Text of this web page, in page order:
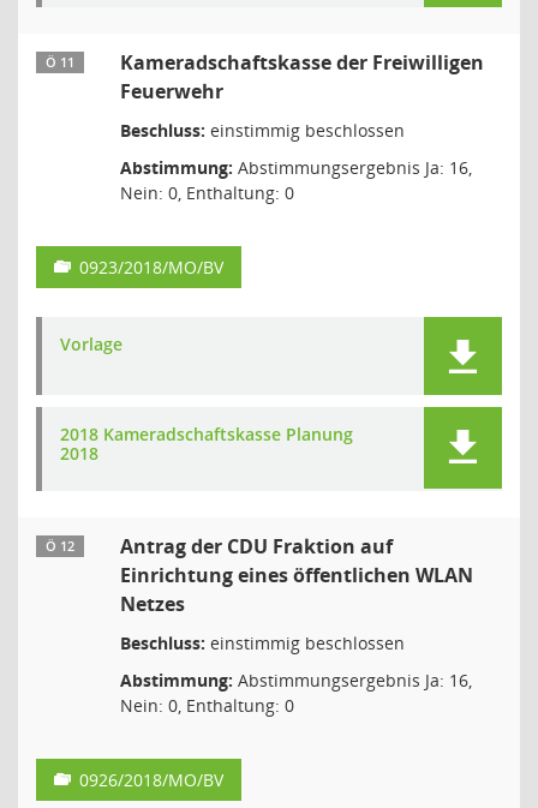
Ö 11
Kameradschaftskasse der Freiwilligen
Feuerwehr
Beschluss: einstimmig beschlossen
Abstimmung: Abstimmungsergebnis Ja: 16,
Nein: 0, Enthaltung: 0
0923/2018/MO/BV
Vorlage
2018 Kameradschaftskasse Planung
2018
Ö 12
Antrag der CDU Fraktion auf
Einrichtung eines öffentlichen WLAN
Netzes
Beschluss: einstimmig beschlossen
Abstimmung: Abstimmungsergebnis Ja: 16,
Nein: 0, Enthaltung: 0
0926/2018/MO/BV